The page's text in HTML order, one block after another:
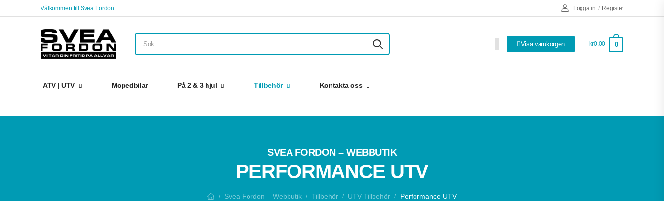
Välkommen till Svea Fordon Logga in / Register
Visa varukorgen kr0.00 0
ATV | UTV Mopedbilar På 2 & 3 hjul Tillbehör Kontakta oss
SVEA FORDON – WEBBUTIK
PERFORMANCE UTV
/ Svea Fordon – Webbutik / Tillbehör / UTV Tillbehör / Performance UTV